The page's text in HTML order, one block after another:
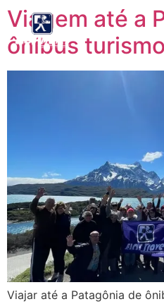
Viagem até a
ônibus turismo
Viajar até a Patagônia de